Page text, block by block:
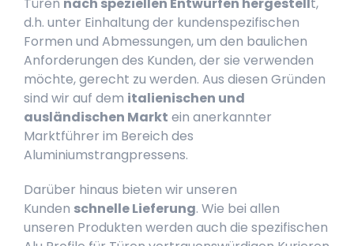
Türen nach speziellen Entwürfen hergestellt,
d.h. unter Einhaltung der kundenspezifischen
Formen und Abmessungen, um den baulichen
Anforderungen des Kunden, der sie verwenden
möchte, gerecht zu werden. Aus diesen Gründen
sind wir auf dem italienischen und
ausländischen Markt ein anerkannter
Marktführer im Bereich des
Aluminiumstrangpressens.
Darüber hinaus bieten wir unseren
Kunden schnelle Lieferung. Wie bei allen
unseren Produkten werden auch die spezifischen